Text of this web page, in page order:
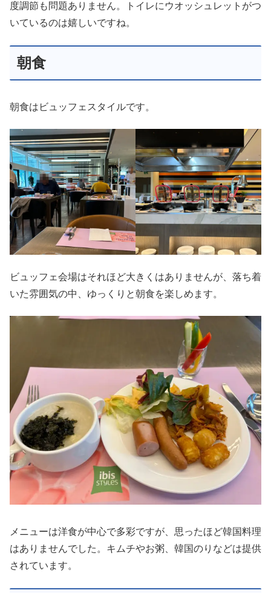
度調節も問題ありません。トイレにウオッシュレットがつ
いているのは嬉しいですね。
朝食
朝食はビュッフェスタイルです。
ビュッフェ会場はそれほど大きくはありませんが、落ち着
いた雰囲気の中、ゆっくりと朝食を楽しめます。
メニューは洋食が中心で多彩ですが、思ったほど韓国料理
はありませんでした。キムチやお粥、韓国のりなどは提供
されています。